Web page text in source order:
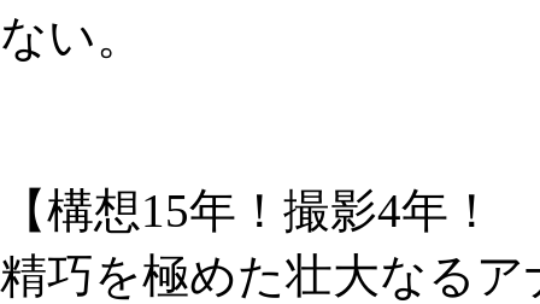
ない。
【構想15年！撮影4年！
精巧を極めた壮大なる